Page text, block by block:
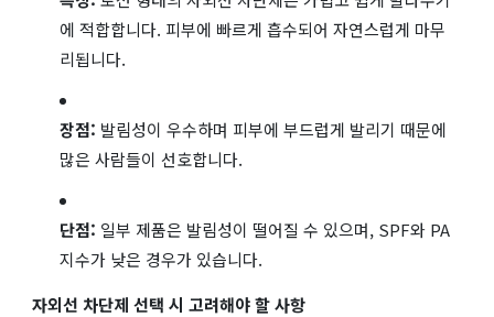
에 적합합니다. 피부에 빠르게 흡수되어 자연스럽게 마무
리됩니다.
장점: 발림성이 우수하며 피부에 부드럽게 발리기 때문에
많은 사람들이 선호합니다.
단점: 일부 제품은 발림성이 떨어질 수 있으며, SPF와 PA
지수가 낮은 경우가 있습니다.
자외선 차단제 선택 시 고려해야 할 사항